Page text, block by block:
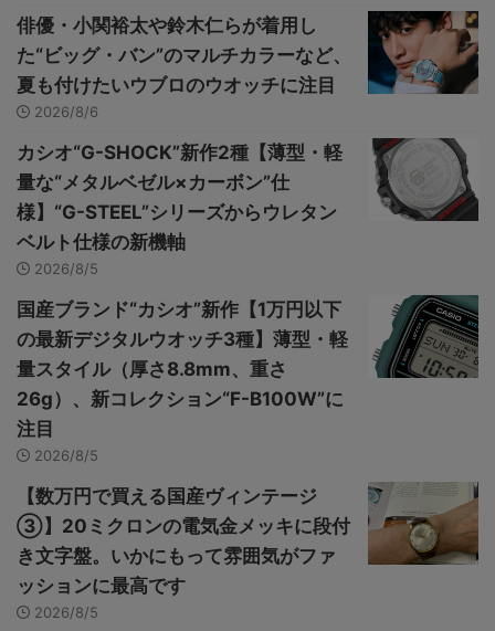
俳優・小関裕太や鈴木仁らが着用し
た“ビッグ・バン”のマルチカラーなど、
夏も付けたいウブロのウオッチに注目
2026/8/6
カシオ“G-SHOCK”新作2種【薄型・軽
量な“メタルベゼル×カーボン”仕
様】“G-STEEL”シリーズからウレタン
ベルト仕様の新機軸
2026/8/5
国産ブランド“カシオ”新作【1万円以下
の最新デジタルウオッチ3種】薄型・軽
量スタイル（厚さ8.8mm、重さ
26g）、新コレクション“F-B100W”に
注目
2026/8/5
【数万円で買える国産ヴィンテージ
③】20ミクロンの電気金メッキに段付
き文字盤。いかにもって雰囲気がファ
ッションに最高です
2026/8/5